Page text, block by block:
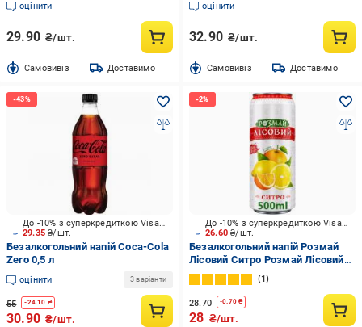
оцінити
29.90 ₴/шт.
Cамовивіз Доставимо
оцінити
32.90 ₴/шт.
Cамовивіз Доставимо
29.35₴/шт.
До -10% з суперкредиткою Visa Вигода
Безалкогольний напій Coca-Cola
Zero 0,5 л
оцінити 3 варіанти
55 -24.10 ₴
30.90 ₴/шт.
26.60₴/шт.
До -10% з суперкредиткою Visa Вигода
Безалкогольний напій Розмай
Лісовий Ситро Розмай Лісовий
0,5 л
1
28.70 -0.70₴
28 ₴/шт.